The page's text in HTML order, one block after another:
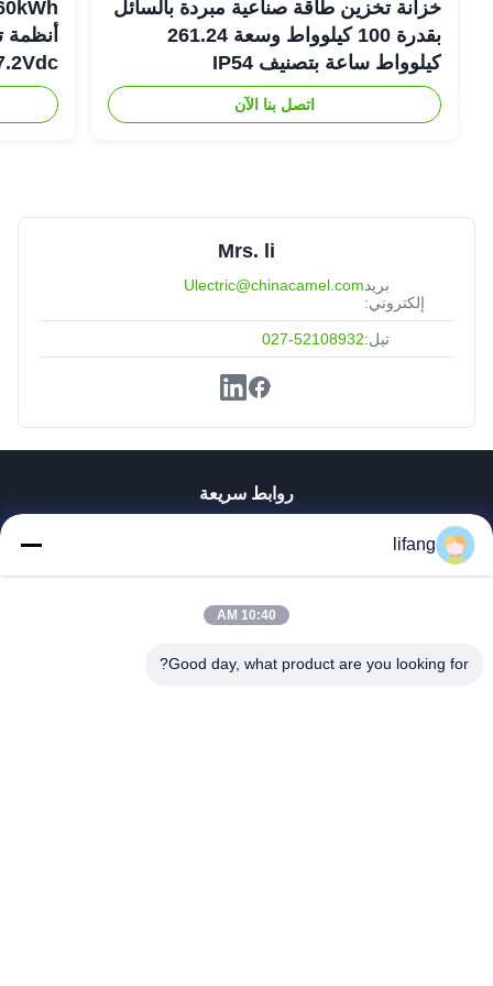
خزانة تخزين طاقة صناعية مبردة بالسائل
بقدرة 100 كيلوواط وسعة 261.24
كيلوواط ساعة بتصنيف IP54
اتصل بنا الآن
أنظمة
307.2Vdc
Mrs. li
بريد
إلكتروني:
Ulectric@chinacamel.com
تيل:027-52108932
روابط سريعة
جولة في المعمل
اتصل بنا
lifang
10:40 AM
Good day, what product are you looking for?